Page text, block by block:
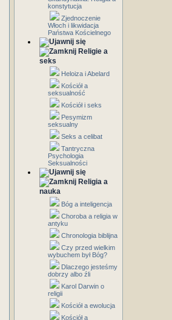
konstytucja
Zjednoczenie
Włoch i likwidacja
Państwa Kościelnego
Religie a
seks
Heloiza i Abelard
Kościół a
seksualność
Kościół i seks
Pesymizm
seksualny
Seks a celibat
Tantryczna
Psychologia
Seksualności
Religia a
nauka
Bóg a inteligencja
Choroba a religia w
antyku
Chronologia biblijna
Czy przed wielkim
wybuchem był Bóg?
Dlaczego jesteśmy
dobrzy albo źli
Karol Darwin o
religii
Kościół a ewolucja
Kościół a